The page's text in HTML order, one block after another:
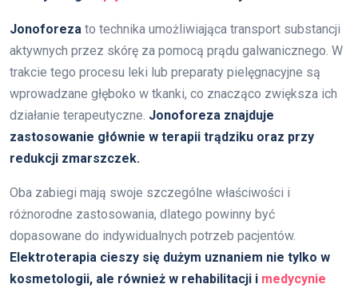
Jonoforeza to technika umożliwiająca transport substancji
aktywnych przez skórę za pomocą prądu galwanicznego. W
trakcie tego procesu leki lub preparaty pielęgnacyjne są
wprowadzane głęboko w tkanki, co znacząco zwiększa ich
działanie terapeutyczne. Jonoforeza znajduje
zastosowanie głównie w terapii trądziku oraz przy
redukcji zmarszczek.
Oba zabiegi mają swoje szczególne właściwości i
różnorodne zastosowania, dlatego powinny być
dopasowane do indywidualnych potrzeb pacjentów.
Elektroterapia cieszy się dużym uznaniem nie tylko w
kosmetologii, ale również w rehabilitacji i medycynie